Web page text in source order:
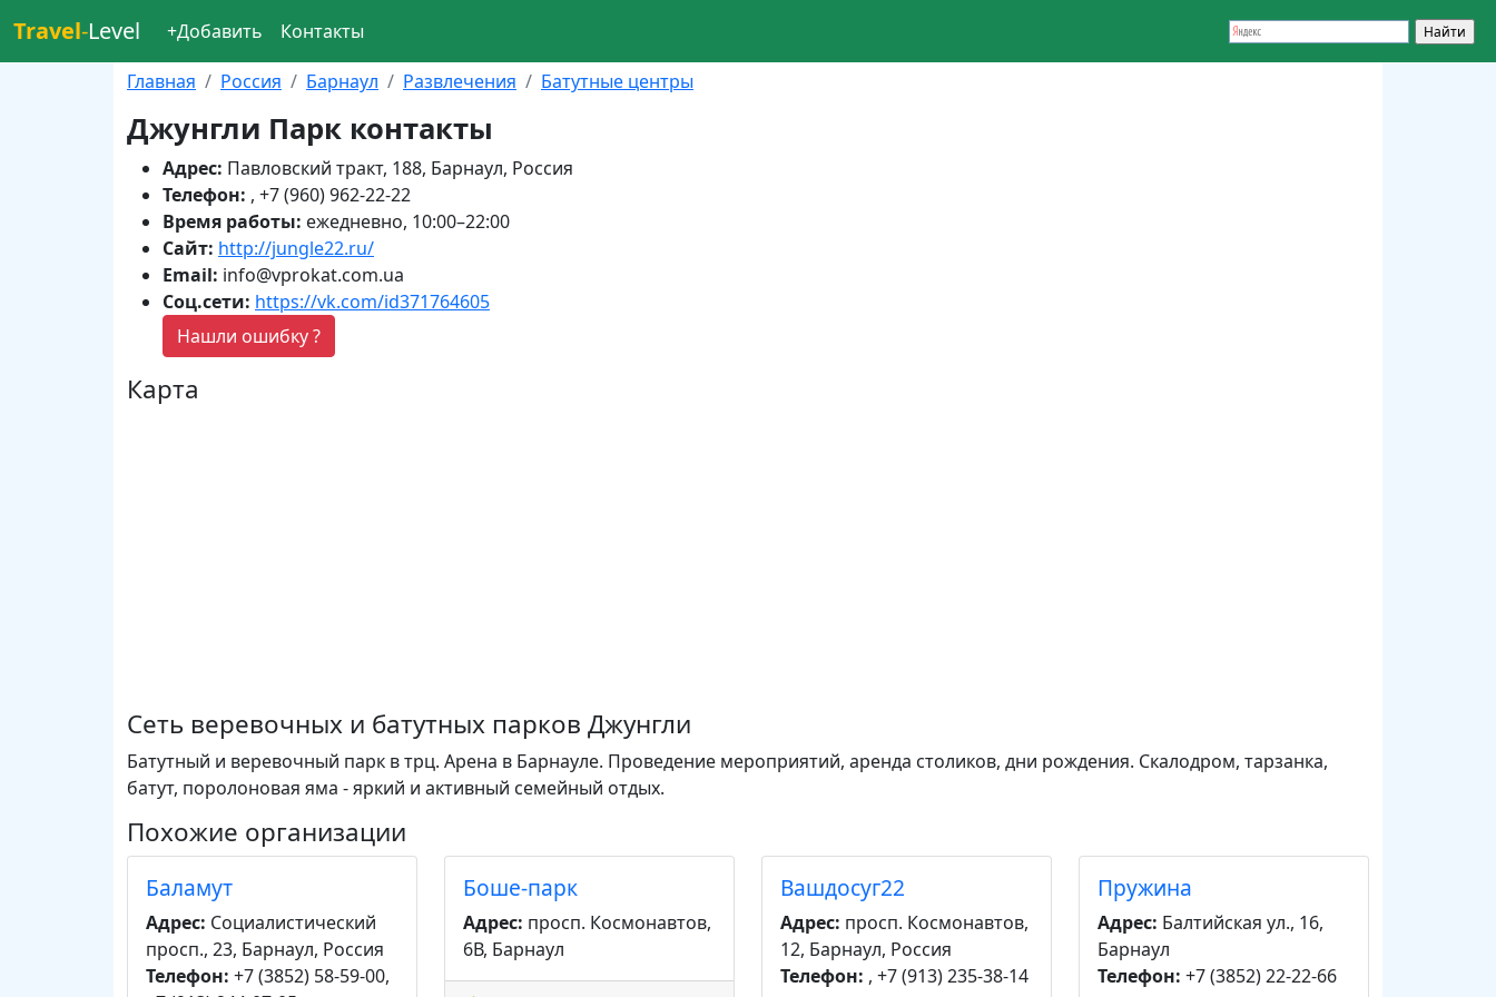
Travel-Level +Добавить Контакты
Главная Россия Барнаул Развлечения Батутные центры
Джунгли Парк контакты
Адрес: Павловский тракт, 188, Барнаул, Россия
Телефон: , +7 (960) 962-22-22
Время работы: ежедневно, 10:00–22:00
Сайт: http://jungle22.ru/
Email: info@vprokat.com.ua
Соц.сети: https://vk.com/id371764605
Нашли ошибку ?
Карта
Сеть веревочных и батутных парков Джунгли
Батутный и веревочный парк в трц. Арена в Барнауле. Проведение мероприятий, аренда столиков, дни рождения. Скалодром, тарзанка,
батут, поролоновая яма - яркий и активный семейный отдых.
Похожие организации
Баламут
Адрес: Социалистический
просп., 23, Барнаул, Россия
Телефон: +7 (3852) 58-59-00,
Боше-парк
Адрес: просп. Космонавтов,
6В, Барнаул
Вашдосуг22
Адрес: просп. Космонавтов,
12, Барнаул, Россия
Телефон: , +7 (913) 235-38-14
Пружина
Адрес: Балтийская ул., 16,
Барнаул
Телефон: +7 (3852) 22-22-66